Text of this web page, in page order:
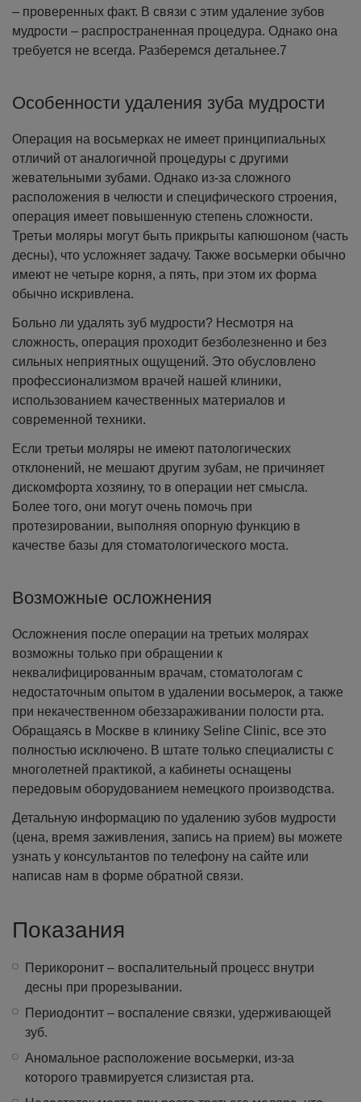
– проверенных факт. В связи с этим удаление зубов
мудрости – распространенная процедура. Однако она
требуется не всегда. Разберемся детальнее.7
Особенности удаления зуба мудрости
Операция на восьмерках не имеет принципиальных
отличий от аналогичной процедуры с другими
жевательными зубами. Однако из-за сложного
расположения в челюсти и специфического строения,
операция имеет повышенную степень сложности.
Третьи моляры могут быть прикрыты капюшоном (часть
десны), что усложняет задачу. Также восьмерки обычно
имеют не четыре корня, а пять, при этом их форма
обычно искривлена.
Больно ли удалять зуб мудрости? Несмотря на
сложность, операция проходит безболезненно и без
сильных неприятных ощущений. Это обусловлено
профессионализмом врачей нашей клиники,
использованием качественных материалов и
современной техники.
Если третьи моляры не имеют патологических
отклонений, не мешают другим зубам, не причиняет
дискомфорта хозяину, то в операции нет смысла.
Более того, они могут очень помочь при
протезировании, выполняя опорную функцию в
качестве базы для стоматологического моста.
Возможные осложнения
Осложнения после операции на третьих молярах
возможны только при обращении к
неквалифицированным врачам, стоматологам с
недостаточным опытом в удалении восьмерок, а также
при некачественном обеззараживании полости рта.
Обращаясь в Москве в клинику Seline Clinic, все это
полностью исключено. В штате только специалисты с
многолетней практикой, а кабинеты оснащены
передовым оборудованием немецкого производства.
Детальную информацию по удалению зубов мудрости
(цена, время заживления, запись на прием) вы можете
узнать у консультантов по телефону на сайте или
написав нам в форме обратной связи.
Показания
Перикоронит – воспалительный процесс внутри
десны при прорезывании.
Периодонтит – воспаление связки, удерживающей
зуб.
Аномальное расположение восьмерки, из-за
которого травмируется слизистая рта.